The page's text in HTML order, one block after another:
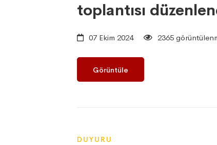
toplantısı
07 Ekim 2024 2365
Görüntüle
DUYURU